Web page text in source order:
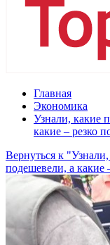
Главная
Экономика
Узнали, какие
какие – резко
Вернуться к
подешевели, а какие